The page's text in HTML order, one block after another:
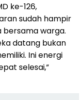
ke-126,
sudah hampir
bersama warga.
datang bukan
Ini energi
selesai,”